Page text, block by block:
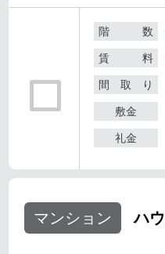
階 数
賃 料
間 取 り
敷金
礼金
マンション ハ